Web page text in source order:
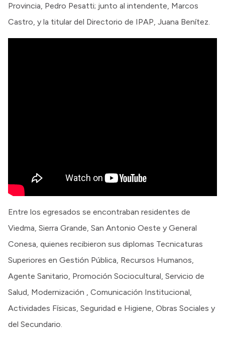
Provincia, Pedro Pesatti; junto al intendente, Marcos
Castro, y la titular del Directorio de IPAP, Juana Benítez.
Entre los egresados se encontraban residentes de
Viedma, Sierra Grande, San Antonio Oeste y General
Conesa, quienes recibieron sus diplomas Tecnicaturas
Superiores en Gestión Pública, Recursos Humanos,
Agente Sanitario, Promoción Sociocultural, Servicio de
Salud, Modernización , Comunicación Institucional,
Actividades Físicas, Seguridad e Higiene, Obras Sociales y
del Secundario.